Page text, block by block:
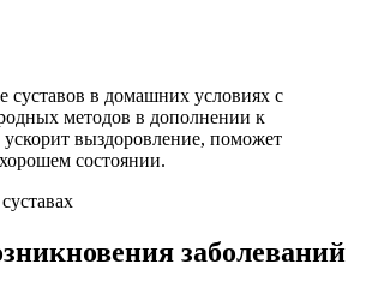
суставов в домашних условиях с
методов в дополнении к
выздоровление, поможет
состоянии.
заболеваний